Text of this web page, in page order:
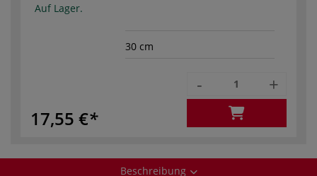
Auf Lager.
30 cm
17,55 €
- +
Beschreibung